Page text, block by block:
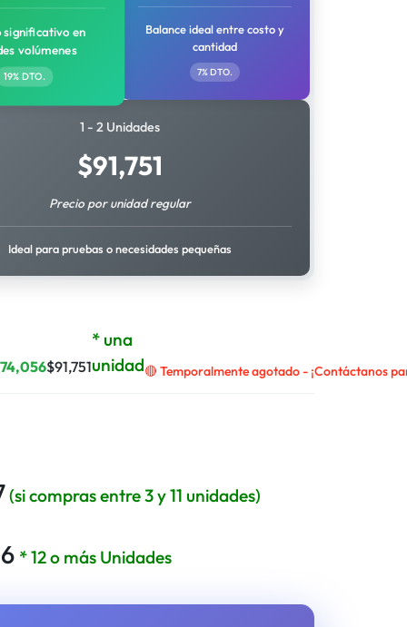
significativo en
volúmenes
19% DTO.
Balance ideal entre costo y
cantidad
7% DTO.
1 - 2 Unidades
$91,751
Precio por unidad regular
Ideal para pruebas o necesidades pequeñas
74,056$91,751
* una
unidad🔴 Temporalmente agotado - ¡Contáctanos
(si compras entre 3 y 11 unidades)
* 12 o más Unidades